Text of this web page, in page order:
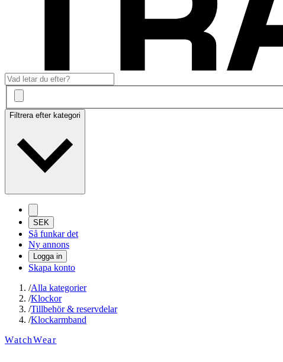
Filtrera efter kategori
SEK
Så funkar det
Ny annons
Logga in
Skapa konto
/Alla kategorier
/Klockor
/Tillbehör & reservdelar
/Klockarmband
WatchWear